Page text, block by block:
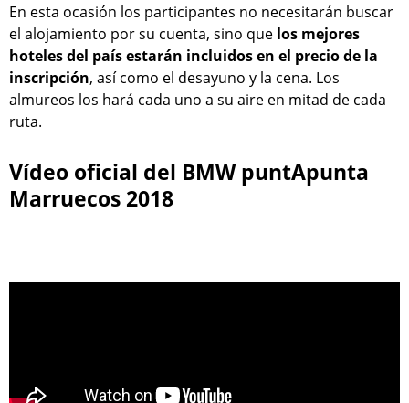
En esta ocasión los participantes no necesitarán buscar
el alojamiento por su cuenta, sino que los mejores
hoteles del país estarán incluidos en el precio de la
inscripción, así como el desayuno y la cena. Los
almureos los hará cada uno a su aire en mitad de cada
ruta.
Vídeo oficial del BMW puntApunta
Marruecos 2018